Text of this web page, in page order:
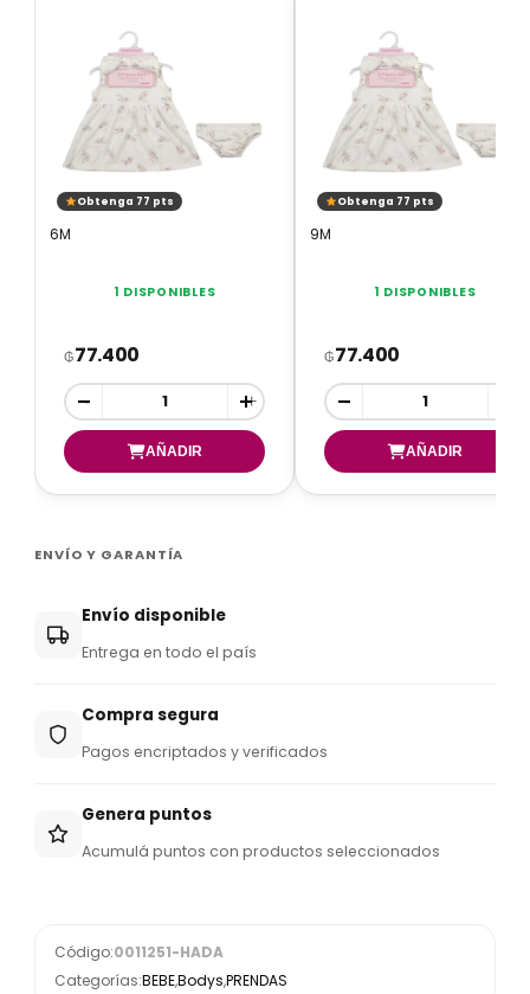
Obtenga 77 pts
6M
1 DISPONIBLES
₲77.400
- +
Obtenga 77 pts
9M
1 DISPONIBLES
₲77.400
-
ENVÍO Y GARANTÍA
Envío disponible
Entrega en todo el país
Compra segura
Pagos encriptados y verificados
Genera puntos
Acumulá puntos con productos seleccionados
Código:0011251-HADA
Categorías:BEBE,Bodys,PRENDAS